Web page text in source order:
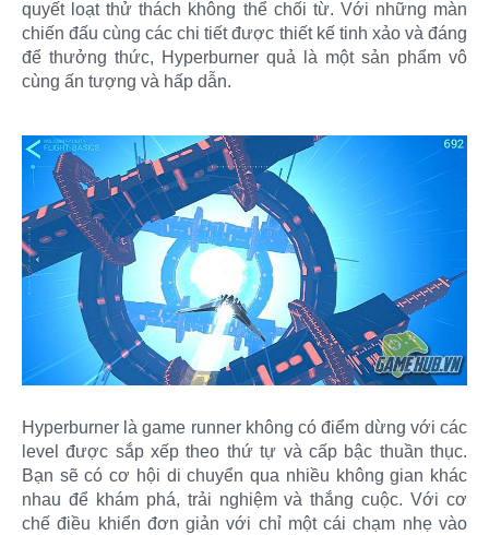
quyết loạt thử thách không thể chối từ. Với những màn
chiến đấu cùng các chi tiết được thiết kế tinh xảo và đáng
để thưởng thức, Hyperburner quả là một sản phẩm vô
cùng ấn tượng và hấp dẫn.
Hyperburner là game runner không có điểm dừng với các
level được sắp xếp theo thứ tự và cấp bậc thuần thục.
Bạn sẽ có cơ hội di chuyển qua nhiều không gian khác
nhau để khám phá, trải nghiệm và thắng cuộc. Với cơ
chế điều khiển đơn giản với chỉ một cái chạm nhẹ vào